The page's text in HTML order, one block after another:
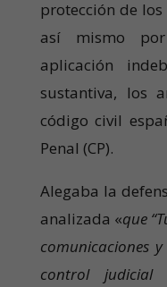
protección de
así mismo
aplicación
sustantiva, los
código civil
Penal (CP).
Alegaba la
analizada «que
comunicaciones
control judicial